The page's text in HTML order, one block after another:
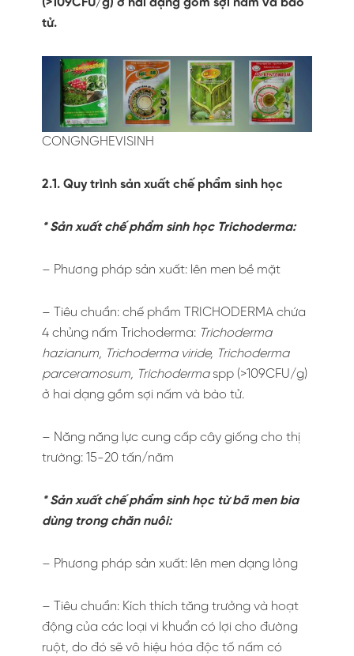
(>109CFU/g) ở hai dạng gồm sợi nấm và bào
tử.
CONGNGHEVISINH
2.1. Quy trình sản xuất chế phẩm sinh học
* Sản xuất chế phẩm sinh học Trichoderma:
– Phương pháp sản xuất: lên men bề mặt
– Tiêu chuẩn: chế phẩm TRICHODERMA chứa
4 chủng nấm Trichoderma: Trichoderma
hazianum, Trichoderma viride, Trichoderma
parceramosum, Trichoderma spp (>109CFU/g)
ở hai dạng gồm sợi nấm và bào tử.
– Năng năng lực cung cấp cây giống cho thị
trường: 15-20 tấn/năm
* Sản xuất chế phẩm sinh học từ bã men bia
dùng trong chăn nuôi:
– Phương pháp sản xuất: lên men dạng lỏng
– Tiêu chuẩn: Kích thích tăng trưởng và hoạt
động của các loại vi khuẩn có lợi cho đường
ruột, do đó sẽ vô hiệu hóa độc tố nấm có